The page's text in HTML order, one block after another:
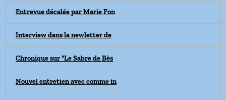
Entrevue décalée par Marie Fon
Interview dans la newletter de
Chronique sur "Le Sabre de Bès
Nouvel entretien avec comme in